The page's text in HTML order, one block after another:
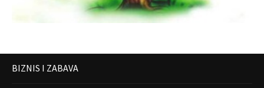
BIZNIS I ZABAVA